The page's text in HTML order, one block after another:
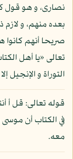
نصارى، و هو قول
بعده منهم، و
صريحا أنهم كانوا
تعالى «يا أهل
التوراة و الإنجيل
قوله تعالى: قل أ
في الكتاب أن
معه.